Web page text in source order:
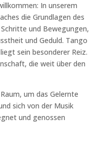
In unserem
die Grundlagen des
und Bewegungen,
und Geduld. Tango
sein besonderer Reiz.
die weit über den
um das Gelernte
sich von der Musik
und genossen